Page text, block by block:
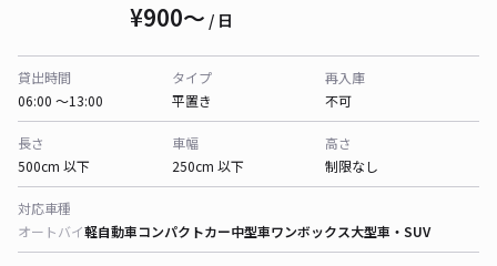
¥900〜 / 日
貸出時間
06:00 〜13:00
タイプ
平置き
再入庫
不可
長さ
500cm 以下
車幅
250cm 以下
高さ
制限なし
対応車種
オートバイ軽自動車コンパクトカー中型車ワンボックス大型車・SUV